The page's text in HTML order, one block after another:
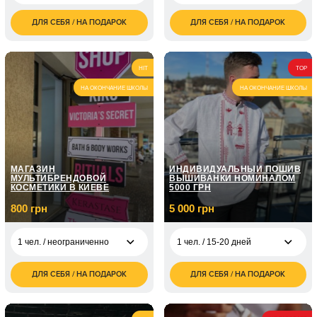
грн
1 чел. / Курс
ораторского
мастерства / 8
занятий по 1 часу
5 050
грн
1 чел. / Курс
мастерства / 12
занятий по 1 часу
7 150
грн
ДЛЯ СЕБЯ / НА ПОДАРОК
1 чел. /
неограниченно
грн
неограниченно
1 200
грн
1 чел. /
неограниченно
1 600
грн
1 чел. /
неограниченно
2 000
грн
ДЛЯ СЕБЯ / НА ПОДАРОК
HIT
НА ОКОНЧАНИЕ ШКОЛЫ
МАГАЗИН
МУЛЬТИБРЕНДОВОЙ
КОСМЕТИКИ В КИЕВЕ
800 грн
1 чел. / неограниченно
1 чел. /
неограниченно
грн
1 чел. /
1 200
ДЛЯ СЕБЯ / НА ПОДАРОК
TOP
НА ОКОНЧАНИЕ ШКОЛЫ
ИНДИВИДУАЛЬНЫЙ ПОШИВ
ВЫШИВАНКИ НОМИНАЛОМ
5000 ГРН
5 000 грн
1 чел. / 15-20 дней
5 000
грн
1 чел. / 15-20 дней
8 000
ДЛЯ СЕБЯ / НА ПОДАРОК